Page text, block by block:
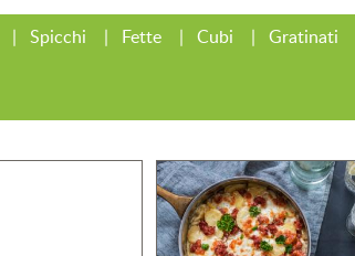
Spicchi Fette Cubi Gratinati